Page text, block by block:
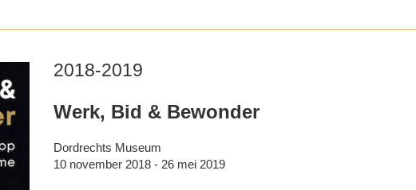
2018-2019
Werk, Bid & Bewonder
Dordrechts Museum
10 november 2018 - 26 mei 2019